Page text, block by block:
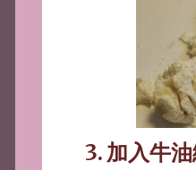
3.加入牛